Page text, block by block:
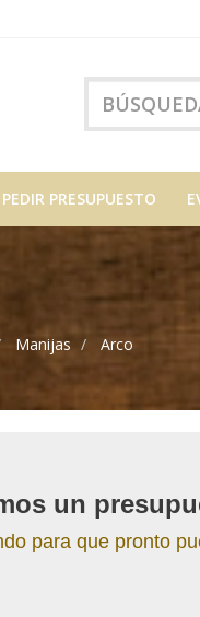
PEDIR PRESUPUESTO
Manijas Arco
un
para que pronto